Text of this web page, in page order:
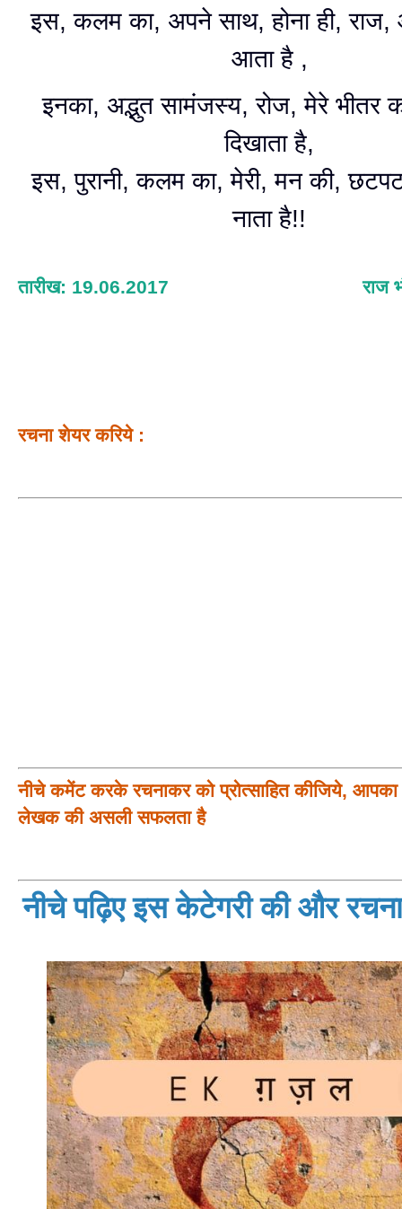
इस, कलम का, अपने साथ, होना ही,
आता है ,
इनका, अद्भुत सामंजस्य, रोज, मेरे भीतर
दिखाता है,
इस, पुरानी, कलम का, मेरी, मन की,
नाता है!!
तारीख: 19.06.2017 राज
रचना शेयर करिये :
नीचे कमेंट करके रचनाकर को प्रोत्साहित कीजिये, आपका
लेखक की असली सफलता है
नीचे पढ़िए इस केटेगरी की और